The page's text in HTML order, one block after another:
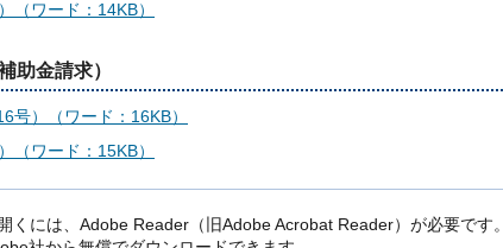
（ワード：14KB）
助金請求）
号）（ワード：16KB）
（ワード：15KB）
くには、Adobe Reader（旧Adobe Acrobat Reader）が必要です。